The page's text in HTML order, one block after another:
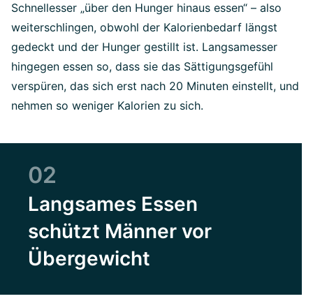
Schnellesser „über den Hunger hinaus essen“ – also
weiterschlingen, obwohl der Kalorienbedarf längst
gedeckt und der Hunger gestillt ist. Langsamesser
hingegen essen so, dass sie das Sättigungsgefühl
verspüren, das sich erst nach 20 Minuten einstellt, und
nehmen so weniger Kalorien zu sich.
02
Langsames Essen
schützt Männer vor
Übergewicht